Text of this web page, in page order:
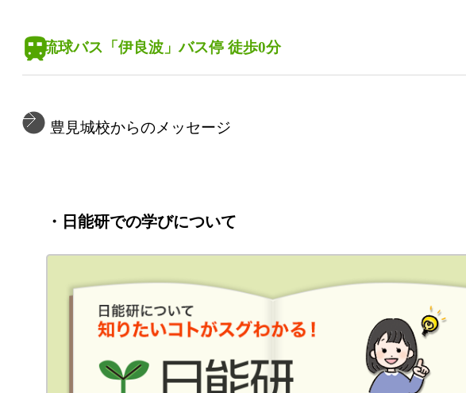
琉球バス「伊良波」バス停 徒歩0分
豊見城校からのメッセージ
・日能研での学びについて